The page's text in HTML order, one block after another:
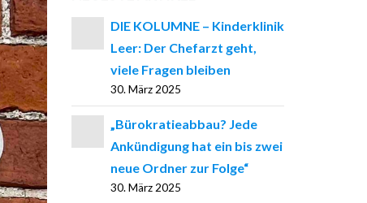
DIE KOLUMNE – Kinderklinik
Leer: Der Chefarzt geht,
viele Fragen bleiben
30. März 2025
„Bürokratieabbau? Jede
Ankündigung hat ein bis zwei
neue Ordner zur Folge“
30. März 2025